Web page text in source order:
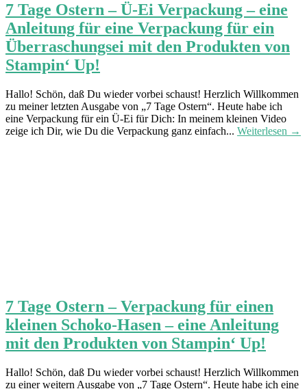
7 Tage Ostern – Ü-Ei Verpackung – eine
Anleitung für eine Verpackung für ein
Überraschungsei mit den Produkten von
Stampin‘ Up!
Hallo! Schön, daß Du wieder vorbei schaust! Herzlich Willkommen
zu meiner letzten Ausgabe von „7 Tage Ostern“. Heute habe ich
eine Verpackung für ein Ü-Ei für Dich: In meinem kleinen Video
zeige ich Dir, wie Du die Verpackung ganz einfach... Weiterlesen →
7 Tage Ostern – Verpackung für einen
kleinen Schoko-Hasen – eine Anleitung
mit den Produkten von Stampin‘ Up!
Hallo! Schön, daß Du wieder vorbei schaust! Herzlich Willkommen
zu einer weitern Ausgabe von „7 Tage Ostern“. Heute habe ich eine